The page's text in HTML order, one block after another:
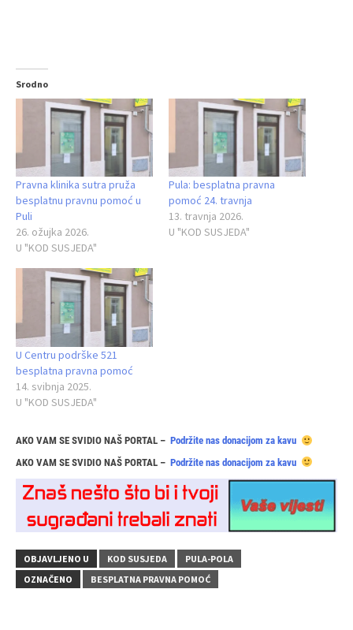
Srodno
Pravna klinika sutra pruža
besplatnu pravnu pomoć u
Puli
26. ožujka 2026.
U "KOD SUSJEDA"
Pula: besplatna pravna
pomoć 24. travnja
13. travnja 2026.
U "KOD SUSJEDA"
U Centru podrške 521
besplatna pravna pomoć
14. svibnja 2025.
U "KOD SUSJEDA"
AKO VAM SE SVIDIO NAŠ PORTAL – Podržite nas donacijom za kavu
AKO VAM SE SVIDIO NAŠ PORTAL – Podržite nas donacijom za kavu
OBJAVLJENO U KOD SUSJEDA
PULA-POLA
OZNAČENO
BESPLATNA PRAVNA POMOĆ